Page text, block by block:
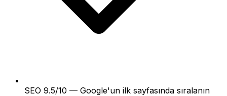
SEO 9.5/10 — Google'un ilk sayfasında sıralanın